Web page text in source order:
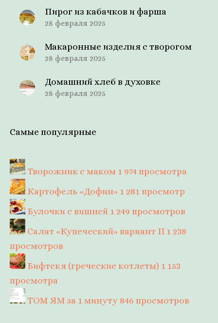
Пирог из кабачков и фарша
28 февраля 2025
Макаронные изделия с творогом
28 февраля 2025
Домашний хлеб в духовке
28 февраля 2025
Самые популярные
Творожник с маком 1 974 просмотра
Картофель «Дофин» 1 281 просмотр
Булочки с вишней 1 249 просмотров
Салат «Купеческий» вариант II 1 238
просмотров
Бифтекя (греческие котлеты) 1 153
просмотра
ТОМ ЯМ за 1 минуту 846 просмотров